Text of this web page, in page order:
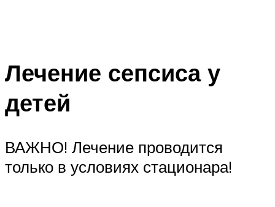
Лечение сепсиса у
детей
ВАЖНО! Лечение проводится
только в условиях стационара!